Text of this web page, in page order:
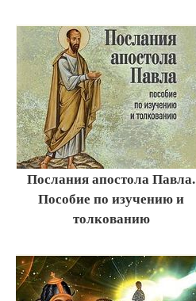
Послания апостола Павла.
Пособие по изучению и
толкованию